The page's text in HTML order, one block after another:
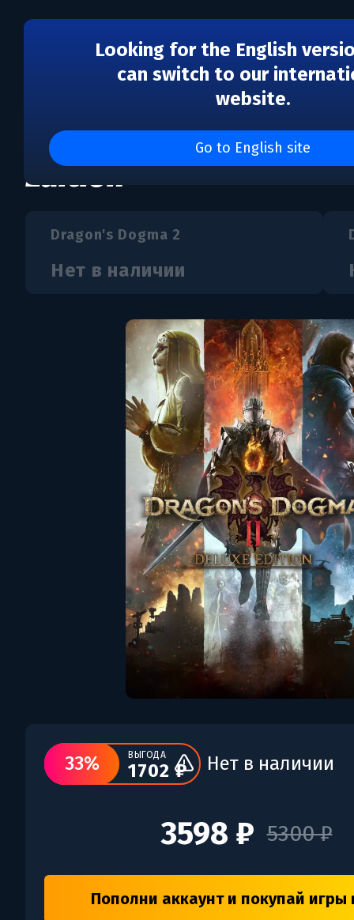
Looking for the English
can switch to our
website.
Go to English site
Dragon's Dogma 2 -
Edition
Dragon's Dogma 2
Нет в наличии
5300 ₽
3598 ₽
33% ВЫГОДА
1702 ₽
Пополни аккаунт и покупай игры
Нет в наличии